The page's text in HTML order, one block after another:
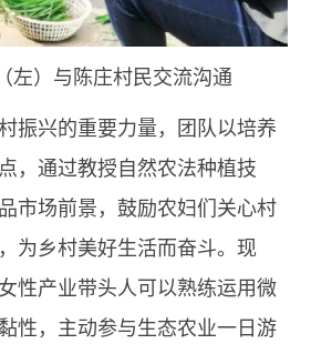
左）与陈庄村民交流沟通
振兴的重要力量，团队以培养
，通过教授自然农法种植技
市场前景，鼓励农妇们关心村
为乡村美好生活而奋斗。现
性产业带头人可以熟练运用微
性，主动参与生态农业一日游